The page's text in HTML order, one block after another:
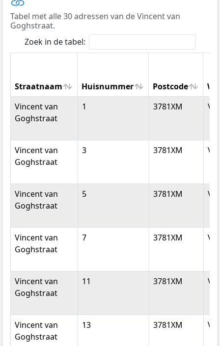
Tabel met alle 30 adressen van de Vincent van
Goghstraat.
Zoek in de tabel:
Straatnaam Huisnummer Postcode
Straatnaam
Huisnummer Postcode
Vincent van
Goghstraat
1 3781XM
Vincent van
Goghstraat
3 3781XM
Vincent van
Goghstraat
5 3781XM
Vincent van
Goghstraat
7 3781XM
Vincent van
Goghstraat
11 3781XM
Vincent van
Goghstraat
13 3781XM